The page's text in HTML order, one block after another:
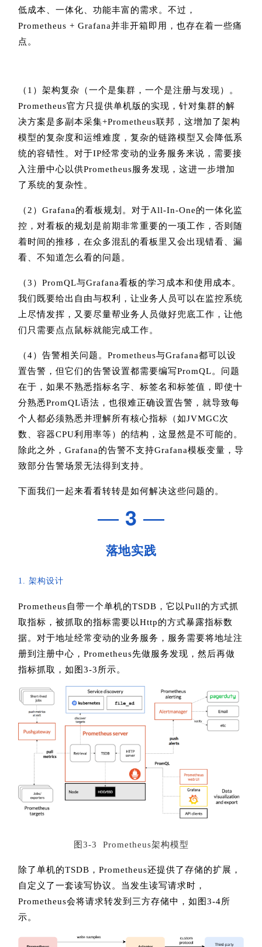
低成本、一体化、功能丰富的需求。不过，
Prometheus + Grafana并非开箱即用，也存在着一些痛
点。
（1）架构复杂（一个是集群，一个是注册与发现）。
Prometheus官方只提供单机版的实现，针对集群的解
决方案是多副本采集+Prometheus联邦，这增加了架构
模型的复杂度和运维难度，复杂的链路模型又会降低系
统的容错性。对于IP经常变动的业务服务来说，需要接
入注册中心以供Prometheus服务发现，这进一步增加
了系统的复杂性。
（2）Grafana的看板规划。对于All-In-One的一体化监
控，对看板的规划是前期非常重要的一项工作，否则随
着时间的推移，在众多混乱的看板里又会出现错看、漏
看、不知道怎么看的问题。
（3）PromQL与Grafana看板的学习成本和使用成本。
我们既要给出自由与权利，让业务人员可以在监控系统
上尽情发挥，又要尽量帮业务人员做好兜底工作，让他
们只需要点点鼠标就能完成工作。
（4）告警相关问题。Prometheus与Grafana都可以设
置告警，但它们的告警设置都需要编写PromQL。问题
在于，如果不熟悉指标名字、标签名和标签值，即使十
分熟悉PromQL语法，也很难正确设置告警，就导致每
个人都必须熟悉并理解所有核心指标（如JVMGC次
数、容器CPU利用率等）的结构，这显然是不可能的。
除此之外，Grafana的告警不支持Grafana模板变量，导
致部分告警场景无法得到支持。
下面我们一起来看看转转是如何解决这些问题的。
— 3 —
落地实践
1. 架构设计
Prometheus自带一个单机的TSDB，它以Pull的方式抓
取指标，被抓取的指标需要以Http的方式暴露指标数
据。对于地址经常变动的业务服务，服务需要将地址注
册到注册中心，Prometheus先做服务发现，然后再做
指标抓取，如图3-3所示。
图3-3 Prometheus架构模型
除了单机的TSDB，Prometheus还提供了存储的扩展，
自定义了一套读写协议。当发生读写请求时，
Prometheus会将请求转发到三方存储中，如图3-4所
示。